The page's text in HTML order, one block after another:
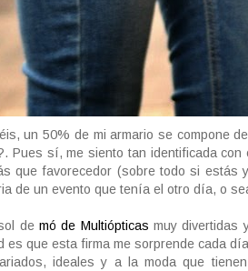
un 50% de mi armario se compone
Pues sí, me siento tan identificada
que favorecedor (sobre todo si estás
de un evento que tenía el otro día, o
demó de Multiópticas muy divertidas
es que esta firma me sorprende cada
ideales y a la moda que